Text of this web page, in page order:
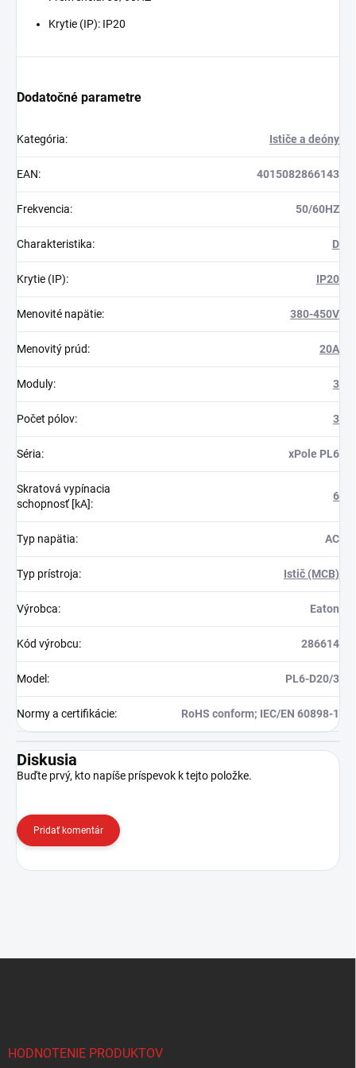
Krytie (IP): IP20
Dodatočné parametre
Kategória: Ističe a deóny
EAN: 4015082866143
Frekvencia: 50/60HZ
Charakteristika: D
Krytie (IP): IP20
Menovité napätie: 380-450V
Menovitý prúd: 20A
Moduly: 3
Počet pólov: 3
Séria: xPole PL6
Skratová vypínacia
schopnosť [kA]:
6
Typ napätia: AC
Typ prístroja: Istič (MCB)
Výrobca: Eaton
Kód výrobcu: 286614
Model : PL6-D20/3
Normy a certifikácie: RoHS conform; IEC/EN 60898-1
Diskusia
Buďte prvý, kto napíše príspevok k tejto položke.
Pridať komentár
HODNOTENIE PRODUKTOV